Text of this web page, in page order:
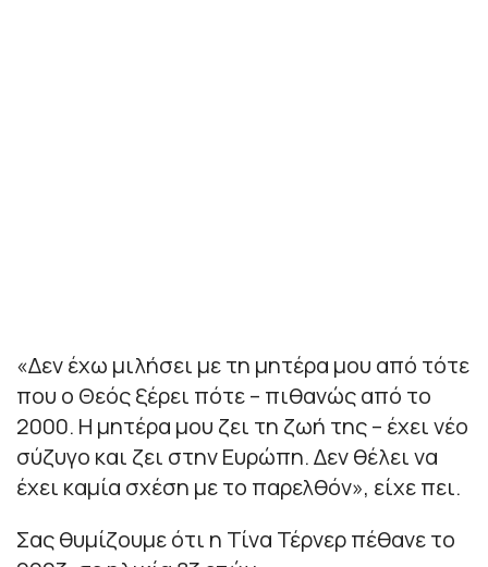
«Δεν έχω μιλήσει με τη μητέρα μου από τότε
που ο Θεός ξέρει πότε – πιθανώς από το
2000. Η μητέρα μου ζει τη ζωή της – έχει νέο
σύζυγο και ζει στην Ευρώπη. Δεν θέλει να
έχει καμία σχέση με το παρελθόν», είχε πει.
Σας θυμίζουμε ότι η Τίνα Τέρνερ πέθανε το